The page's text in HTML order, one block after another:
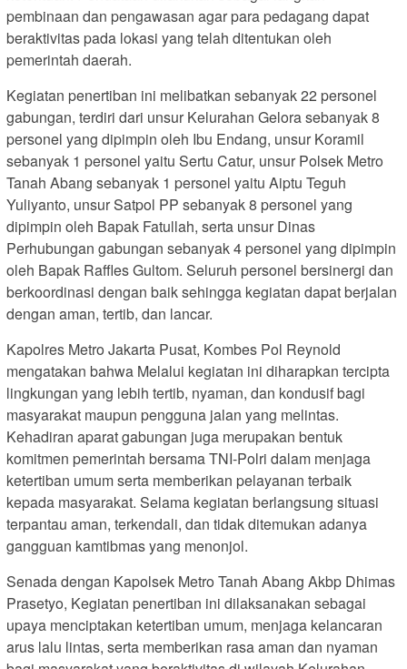
pembinaan dan pengawasan agar para pedagang dapat
beraktivitas pada lokasi yang telah ditentukan oleh
pemerintah daerah.
Kegiatan penertiban ini melibatkan sebanyak 22 personel
gabungan, terdiri dari unsur Kelurahan Gelora sebanyak 8
personel yang dipimpin oleh Ibu Endang, unsur Koramil
sebanyak 1 personel yaitu Sertu Catur, unsur Polsek Metro
Tanah Abang sebanyak 1 personel yaitu Aiptu Teguh
Yuliyanto, unsur Satpol PP sebanyak 8 personel yang
dipimpin oleh Bapak Fatullah, serta unsur Dinas
Perhubungan gabungan sebanyak 4 personel yang dipimpin
oleh Bapak Raffles Gultom. Seluruh personel bersinergi dan
berkoordinasi dengan baik sehingga kegiatan dapat berjalan
dengan aman, tertib, dan lancar.
Kapolres Metro Jakarta Pusat, Kombes Pol Reynold
mengatakan bahwa Melalui kegiatan ini diharapkan tercipta
lingkungan yang lebih tertib, nyaman, dan kondusif bagi
masyarakat maupun pengguna jalan yang melintas.
Kehadiran aparat gabungan juga merupakan bentuk
komitmen pemerintah bersama TNI-Polri dalam menjaga
ketertiban umum serta memberikan pelayanan terbaik
kepada masyarakat. Selama kegiatan berlangsung situasi
terpantau aman, terkendali, dan tidak ditemukan adanya
gangguan kamtibmas yang menonjol.
Senada dengan Kapolsek Metro Tanah Abang Akbp Dhimas
Prasetyo, Kegiatan penertiban ini dilaksanakan sebagai
upaya menciptakan ketertiban umum, menjaga kelancaran
arus lalu lintas, serta memberikan rasa aman dan nyaman